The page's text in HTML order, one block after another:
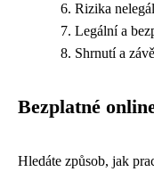
Rizika
Legální a
Shrnutí a
Bezplatné
Hledáte způsob, jak